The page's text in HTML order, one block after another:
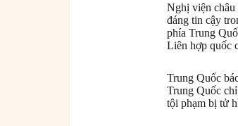
Nghị viện
đáng tin cậy
phía Trung
Liên hợp quốc
Trung Quốc
Trung Quốc
tội phạm bị tử